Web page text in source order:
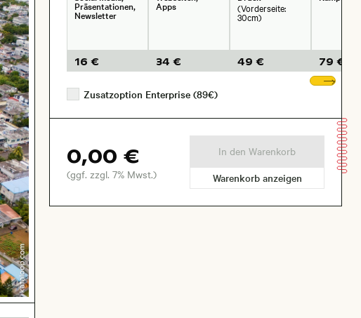
Präsentationen,
Newsletter
16 €
Apps
34 €
(Vorderseite:
30cm)
49 €
79 €
Zusatzoption Enterprise (89€)
0,00 €
(ggf. zzgl. 7% Mwst.)
In den Warenkorb
Warenkorb anzeigen